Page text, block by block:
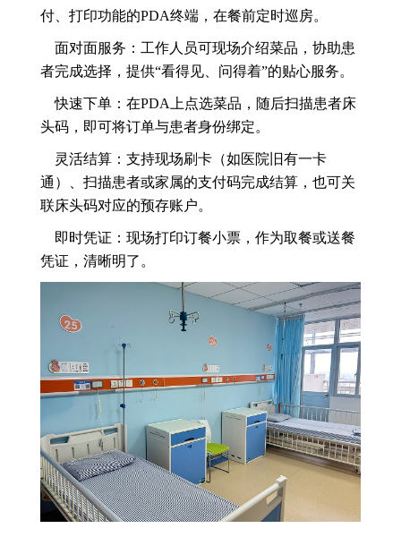
付、打印功能的PDA终端，在餐前定时巡房。
面对面服务：工作人员可现场介绍菜品，协助患
者完成选择，提供“看得见、问得着”的贴心服务。
快速下单：在PDA上点选菜品，随后扫描患者床
头码，即可将订单与患者身份绑定。
灵活结算：支持现场刷卡（如医院旧有一卡
通）、扫描患者或家属的支付码完成结算，也可关
联床头码对应的预存账户。
即时凭证：现场打印订餐小票，作为取餐或送餐
凭证，清晰明了。